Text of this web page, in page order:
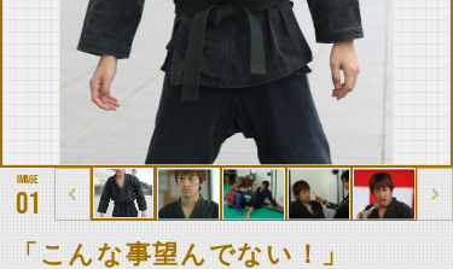
01
「こんな事望んでない！」